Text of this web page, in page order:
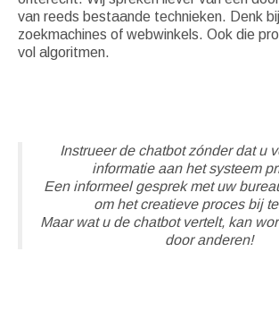
van reeds bestaande technieken. Denk
zoekmachines of webwinkels. Ook die
vol algoritmen.
Instrueer de chatbot zónder dat u
informatie aan het systeem
Een informeel gesprek met uw
om het creatieve proces bij
Maar wat u de chatbot vertelt, kan
door anderen!